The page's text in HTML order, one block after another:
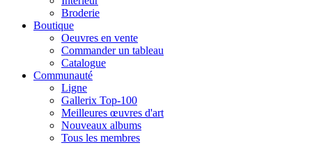
Broderie
Boutique
Oeuvres en vente
Commander un tableau
Catalogue
Communauté
Ligne
Gallerix Top-100
Meilleures œuvres d'art
Nouveaux albums
Tous les membres